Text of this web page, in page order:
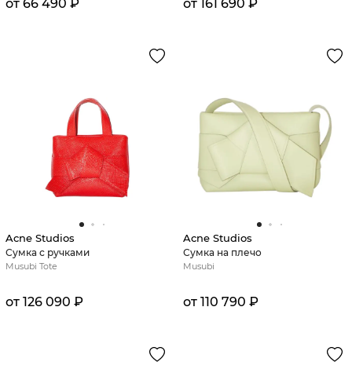
от 66 490 ₽ от 161 690 ₽
Acne Studios
Сумка с ручками
Musubi Tote
от 126 090 ₽
Acne Studios
Сумка на плечо
Musubi
от 110 790 ₽